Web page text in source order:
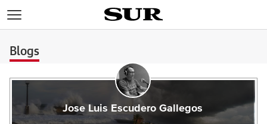
Blogs
Jose Luis Escudero Gallegos